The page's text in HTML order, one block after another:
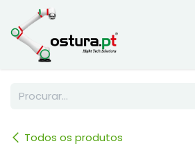
Skip to Content
Todos os produtos